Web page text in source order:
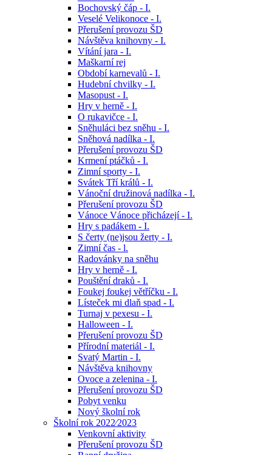
Bochovský čáp - I.
Veselé Velikonoce - I.
Přerušení provozu ŠD
Návštěva knihovny - I.
Vítání jara - I.
Maškarní rej
Období karnevalů - I.
Hudební chvilky - I.
Masopust - I.
Hry v herně - I.
O rukavičce - I.
Sněhuláci bez sněhu - I.
Sněhová nadílka - I.
Přerušení provozu ŠD
Krmení ptáčků - I.
Zimní sporty - I.
Svátek Tří králů - I.
Vánoční družinová nadílka - I.
Přerušení provozu ŠD
Vánoce Vánoce přicházejí - I.
Hry s padákem - I.
S čerty (ne)jsou žerty - I.
Zimní čas - l.
Radovánky na sněhu
Hry v herně - I.
Pouštění draků - I.
Foukej foukej větříčku - I.
Lísteček mi dlaň spad - I.
Turnaj v pexesu - I.
Halloween - I.
Přerušení provozu ŠD
Přírodní materiál - I.
Svatý Martin - I.
Návštěva knihovny
Ovoce a zelenina - I.
Přerušení provozu ŠD
Pobyt venku
Nový školní rok
Školní rok 2022⁄2023
Venkovní aktivity
Přerušení provozu ŠD